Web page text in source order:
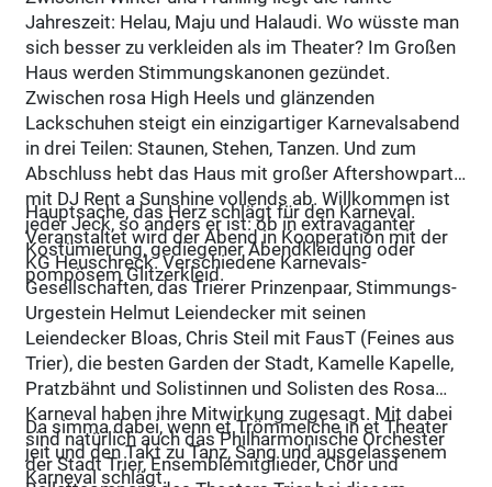
Jahreszeit: Helau, Maju und Halaudi. Wo wüsste man
sich besser zu verkleiden als im Theater? Im Großen
Haus werden Stimmungskanonen gezündet.
Zwischen rosa High Heels und glänzenden
Lackschuhen steigt ein einzigartiger Karnevalsabend
in drei Teilen: Staunen, Stehen, Tanzen. Und zum
Abschluss hebt das Haus mit großer Aftershowparty
mit DJ Rent a Sunshine vollends ab. Willkommen ist
jeder Jeck, so anders er ist: ob in extravaganter
Kostümierung, gediegener Abendkleidung oder
pompösem Glitzerkleid.
Hauptsache, das Herz schlägt für den Karneval.
Veranstaltet wird der Abend in Kooperation mit der
KG Heuschreck. Verschiedene Karnevals-
Gesellschaften, das Trierer Prinzenpaar, Stimmungs-
Urgestein Helmut Leiendecker mit seinen
Leiendecker Bloas, Chris Steil mit FausT (Feines aus
Trier), die besten Garden der Stadt, Kamelle Kapelle,
Pratzbähnt und Solistinnen und Solisten des Rosa
Karneval haben ihre Mitwirkung zugesagt. Mit dabei
sind natürlich auch das Philharmonische Orchester
der Stadt Trier, Ensemblemitglieder, Chor und
Da simma dabei, wenn et Trömmelche in et Theater
jeit und den Takt zu Tanz, Sang und ausgelassenem
Karneval schlägt.